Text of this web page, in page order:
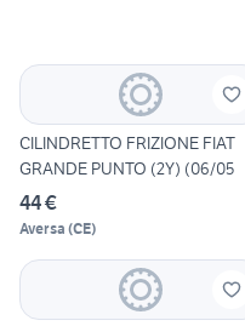
CILINDRETTO FRIZIONE FIAT
GRANDE PUNTO (2Y) (06/05
44 €
Aversa (CE)